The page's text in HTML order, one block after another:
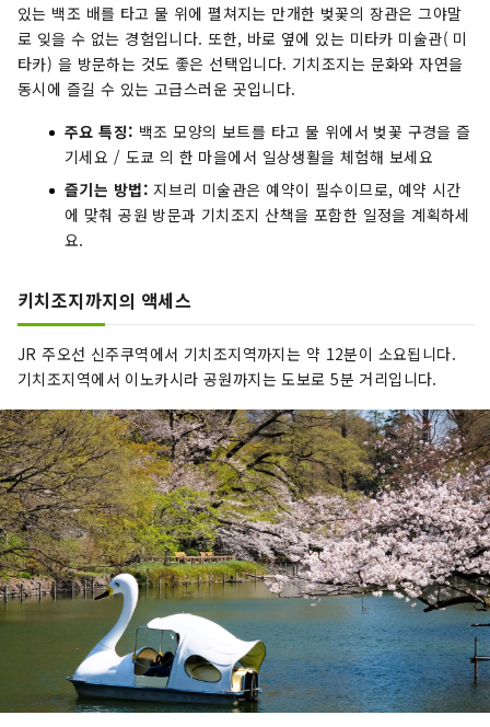
있는 백조 배를 타고 물 위에 펼쳐지는 만개한 벚꽃의 장관은 그야말
로 잊을 수 없는 경험입니다. 또한, 바로 옆에 있는 미타카 미술관( 미
타카) 을 방문하는 것도 좋은 선택입니다. 기치조지는 문화와 자연을
동시에 즐길 수 있는 고급스러운 곳입니다.
주요 특징: 백조 모양의 보트를 타고 물 위에서 벚꽃 구경을 즐
기세요 / 도쿄 의 한 마을에서 일상생활을 체험해 보세요
즐기는 방법: 지브리 미술관은 예약이 필수이므로, 예약 시간
에 맞춰 공원 방문과 기치조지 산책을 포함한 일정을 계획하세
요.
키치조지까지의 액세스
JR 주오선 신주쿠역에서 기치조지역까지는 약 12분이 소요됩니다.
기치조지역에서 이노카시라 공원까지는 도보로 5분 거리입니다.